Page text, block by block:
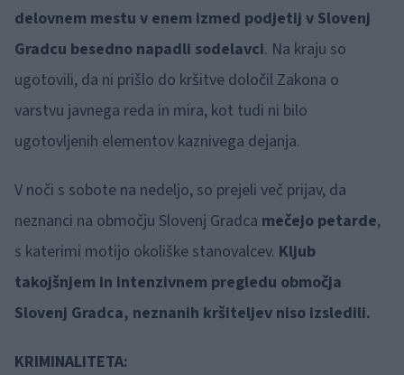
delovnem mestu v enem izmed podjetij v Slovenj
Gradcu besedno napadli sodelavci. Na kraju so
ugotovili, da ni prišlo do kršitve določil Zakona o
varstvu javnega reda in mira, kot tudi ni bilo
ugotovljenih elementov kaznivega dejanja.
V noči s sobote na nedeljo, so prejeli več prijav, da
neznanci na območju Slovenj Gradca mečejo petarde,
s katerimi motijo okoliške stanovalcev. Kljub
takojšnjem in intenzivnem pregledu območja
Slovenj Gradca, neznanih kršiteljev niso izsledili.
KRIMINALITETA: